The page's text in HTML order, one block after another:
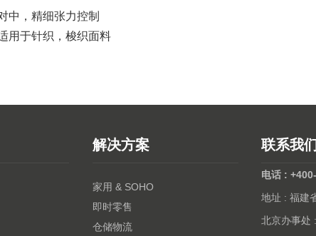
中，精细张力控制
用于针织，梭织面料
解决方案
家用 & SOHO
即时零售
仓储物流
联系我
电话 :
地址 : 福建
北京办事处